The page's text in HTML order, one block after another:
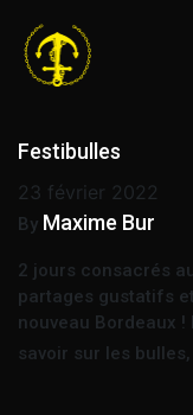
Festibulles
23 février 2022
By Maxime Bur
2 jours consacrés
partages gustatifs
nouveau Bordeaux !
savoir sur les